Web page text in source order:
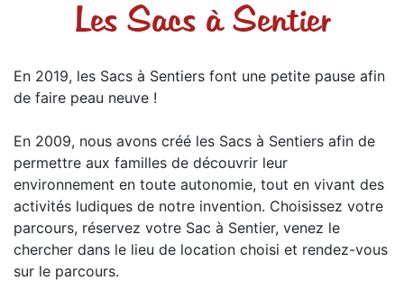
Les Sacs à Sentier
En 2019, les Sacs à Sentiers font une petite pause afin
de faire peau neuve !
En 2009, nous avons créé les Sacs à Sentiers afin de
permettre aux familles de découvrir leur
environnement en toute autonomie, tout en vivant des
activités ludiques de notre invention. Choisissez votre
parcours, réservez votre Sac à Sentier, venez le
chercher dans le lieu de location choisi et rendez-vous
sur le parcours.